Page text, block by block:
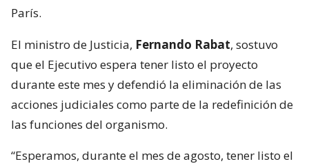
París.
El ministro de Justicia, Fernando Rabat, sostuvo
que el Ejecutivo espera tener listo el proyecto
durante este mes y defendió la eliminación de las
acciones judiciales como parte de la redefinición de
las funciones del organismo.
“Esperamos, durante el mes de agosto, tener listo el